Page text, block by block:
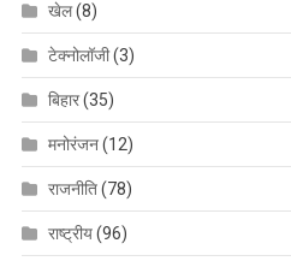
खेल(8)
टेक्नोलॉजी(3)
बिहार(35)
मनोरंजन(12)
राजनीति(78)
राष्ट्रीय(96)